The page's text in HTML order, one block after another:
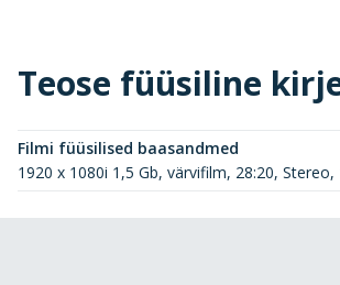
Teose füüsiline
Filmi füüsilised baasandmed
1920 x 1080i 1,5 Gb, värvifilm, 28:20, Stereo,